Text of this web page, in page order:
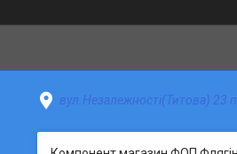
вул.Незалежності(Титова) 23